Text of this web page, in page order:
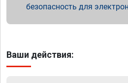
безопасность для
Ваши действия: